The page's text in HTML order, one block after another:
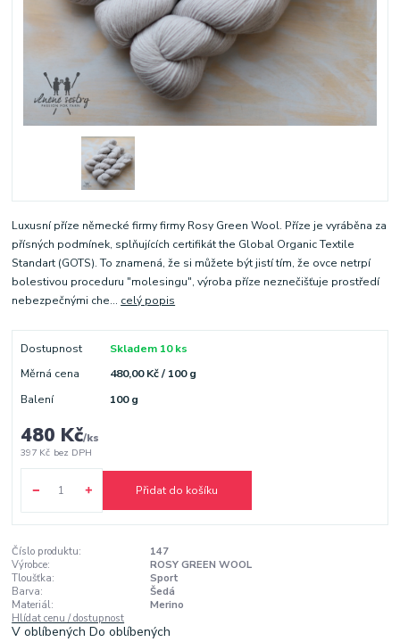
Luxusní příze německé firmy firmy Rosy Green Wool. Příze je vyráběna za
přísných podmínek, splňujících certifikát the Global Organic Textile
Standart (GOTS). To znamená, že si můžete být jistí tím, že ovce netrpí
bolestivou proceduru "molesingu", výroba příze neznečišťuje prostředí
nebezpečnými che... celý popis
Dostupnost
Skladem 10 ks
Měrná cena
480,00 Kč / 100 g
Balení
100 g
480 Kč/ks
397 Kč bez DPH
Přidat do košíku
Číslo produktu:
147
Výrobce:
ROSY GREEN WOOL
Tloušťka:
Sport
Barva:
Šedá
Materiál:
Merino
Hlídat cenu / dostupnost
V oblíbenýchDo oblíbených